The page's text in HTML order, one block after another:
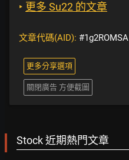
‣ 更多 Su22 的文章
文章代碼(AID): #1g2ROMSA
更多分享選項
關閉廣告 方便截圖
Stock 近期熱門文章